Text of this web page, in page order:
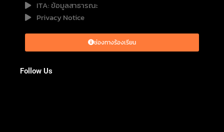
ITA: ข้อมูลสาธารณะ
Privacy Notice
ช่องทางร้องเรียน
Follow Us